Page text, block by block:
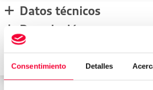
Consentimiento Detalles
Datos técnicos
Descripción
Equipamiento de Serie
Equipamiento Extra